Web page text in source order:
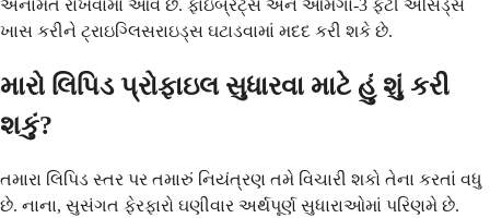
અનામત રાખવામાં આવે છે. ફાઇબ્રેટ્સ અને ઓમેગા-3 ફેટી એસિડ્સ
ખાસ કરીને ટ્રાઇગ્લિસરાઇડ્સ ઘટાડવામાં મદદ કરી શકે છે.
મારો લિપિડ પ્રોફાઇલ સુધારવા માટે હું શું કરી
શકું?
તમારા લિપિડ સ્તર પર તમારું નિયંત્રણ તમે વિચારી શકો તેના કરતાં વધુ
છે. નાના, સુસંગત ફેરફારો ઘણીવાર અર્થપૂર્ણ સુધારાઓમાં પરિણમે છે.